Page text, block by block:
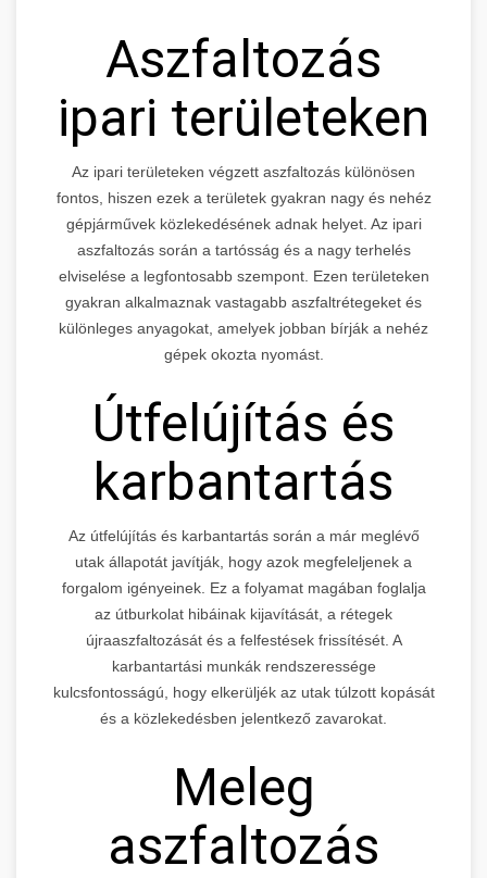
Aszfaltozás
ipari területeken
Az ipari területeken végzett aszfaltozás különösen
fontos, hiszen ezek a területek gyakran nagy és nehéz
gépjárművek közlekedésének adnak helyet. Az ipari
aszfaltozás során a tartósság és a nagy terhelés
elviselése a legfontosabb szempont. Ezen területeken
gyakran alkalmaznak vastagabb aszfaltrétegeket és
különleges anyagokat, amelyek jobban bírják a nehéz
gépek okozta nyomást.
Útfelújítás és
karbantartás
Az útfelújítás és karbantartás során a már meglévő
utak állapotát javítják, hogy azok megfeleljenek a
forgalom igényeinek. Ez a folyamat magában foglalja
az útburkolat hibáinak kijavítását, a rétegek
újraaszfaltozását és a felfestések frissítését. A
karbantartási munkák rendszeressége
kulcsfontosságú, hogy elkerüljék az utak túlzott kopását
és a közlekedésben jelentkező zavarokat.
Meleg
aszfaltozás